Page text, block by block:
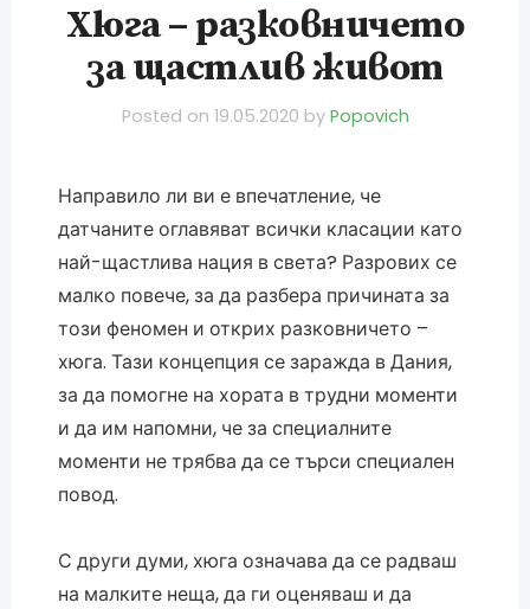
Хюга – разковничето
за щастлив живот
Posted on 19.05.2020 by Popovich
Направило ли ви е впечатление, че
датчаните оглавяват всички класации като
най-щастлива нация в света? Разрових се
малко повече, за да разбера причината за
този феномен и открих разковничето –
хюга. Тази концепция се заражда в Дания,
за да помогне на хората в трудни моменти
и да им напомни, че за специалните
моменти не трябва да се търси специален
повод.
С други думи, хюга означава да се радваш
на малките неща, да ги оценяваш и да